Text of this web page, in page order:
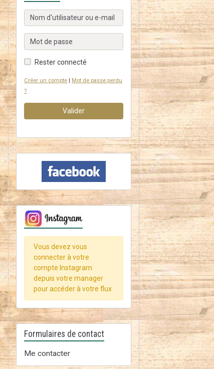
Rester connecté
Créer un compte | Mot de passe perdu
?
Valider
Vous devez vous
connecter à votre
compte Instagram
depuis votre manager
pour accéder à votre flux
Formulaires de contact
Me contacter